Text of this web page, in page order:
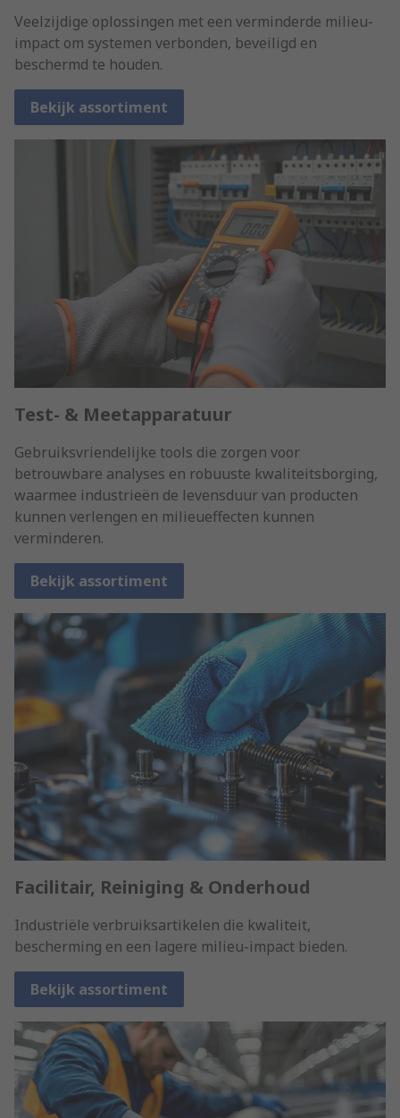
Veelzijdige oplossingen met een verminderde milieu-
impact om systemen verbonden, beveiligd en
beschermd te houden.
Bekijk assortiment
Test- & Meetapparatuur
Gebruiksvriendelijke tools die zorgen voor
betrouwbare analyses en robuuste kwaliteitsborging,
waarmee industrieën de levensduur van producten
kunnen verlengen en milieueffecten kunnen
verminderen.
Bekijk assortiment
Facilitair, Reiniging & Onderhoud
Industriële verbruiksartikelen die kwaliteit,
bescherming en een lagere milieu-impact bieden.
Bekijk assortiment